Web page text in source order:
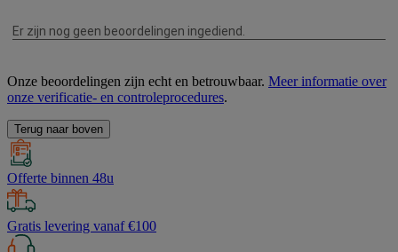
Onze beoordelingen zijn echt en betrouwbaar. Meer informatie over
onze verificatie- en controleprocedures.
Terug naar boven
Offerte binnen 48u
Gratis levering vanaf €100